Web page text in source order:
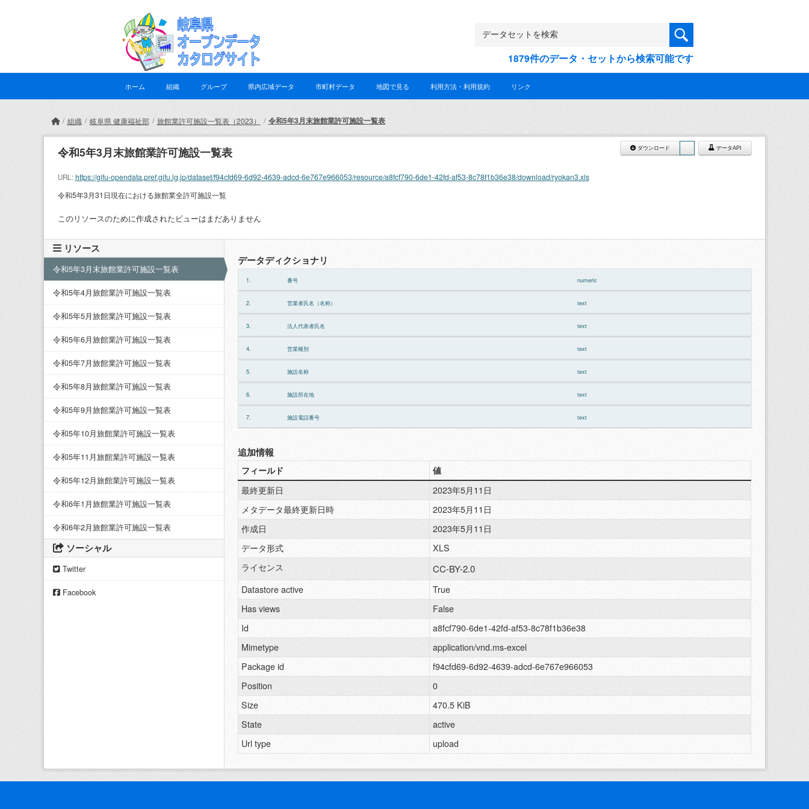
1879件のデータ・セットから検索可能です
ホーム 組織 グループ 県内広域データ 市町村データ 地図で見る 利用方法・利用規約 リンク
組織 岐阜県 健康福祉部 旅館業許可施設一覧表（2023） 令和5年3月末旅館業許可施設一覧表
ダウンロード データAPI
令和5年3月末旅館業許可施設一覧表
URL:https://gifu-opendata.pref.gifu.lg.jp/dataset/f94cfd69-6d92-4639-adcd-6e767e966053/resource/a8fcf790-6de1-42fd-af53-8c78f1b36e38/download/ryokan3.xls
令和5年3月31日現在における旅館業全許可施設一覧
このリソースのために作成されたビューはまだありません
リソース
令和5年3月末旅館業許可施設一覧表
令和5年4月旅館業許可施設一覧表
令和5年5月旅館業許可施設一覧表
令和5年6月旅館業許可施設一覧表
令和5年7月旅館業許可施設一覧表
令和5年8月旅館業許可施設一覧表
令和5年9月旅館業許可施設一覧表
令和5年10月旅館業許可施設一覧表
令和5年11月旅館業許可施設一覧表
令和5年12月旅館業許可施設一覧表
令和6年1月旅館業許可施設一覧表
令和6年2月旅館業許可施設一覧表
ソーシャル
Twitter
Facebook
データディクショナリ
1. 番号 numeric
2. 営業者氏名（名称） text
3. 法人代表者氏名 text
4. 営業種別 text
5. 施設名称 text
6. 施設所在地 text
7. 施設電話番号 text
追加情報
フィールド
値
最終更新日
2023年5月11日
メタデータ最終更新日時
2023年5月11日
作成日
2023年5月11日
データ形式
XLS
ライセンス
CC-BY-2.0
Datastore active
True
Has views
False
Id
a8fcf790-6de1-42fd-af53-8c78f1b36e38
Mimetype
application/vnd.ms-excel
Package id
f94cfd69-6d92-4639-adcd-6e767e966053
Position
0
Size
470.5 KiB
State
active
Url type
upload